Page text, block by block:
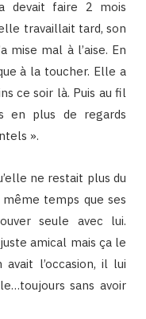
devait faire 2 mois
travaillait tard, son
mise mal à l’aise. En
à la toucher. Elle a
ce soir là. Puis au fil
en plus de regards
».
ne restait plus du
temps que ses
seule avec lui.
amical mais ça le
l’occasion, il lui
sans avoir